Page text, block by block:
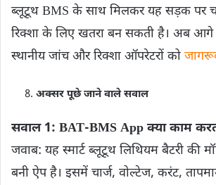
ब्लूटूथ BMS के साथ मिलकर यह सड़क पर
रिक्शा के लिए खतरा बन सकती है। अब आगे
स्थानीय जांच और रिक्शा ऑपरेटरों को
अक्सर पूछे जाने वाले सवाल
सवाल 1: BAT-BMS App क्या काम
जवाब: यह स्मार्ट ब्लूटूथ लिथियम बैटरी की
बनी ऐप है। इसमें चार्ज, वोल्टेज, करंट,